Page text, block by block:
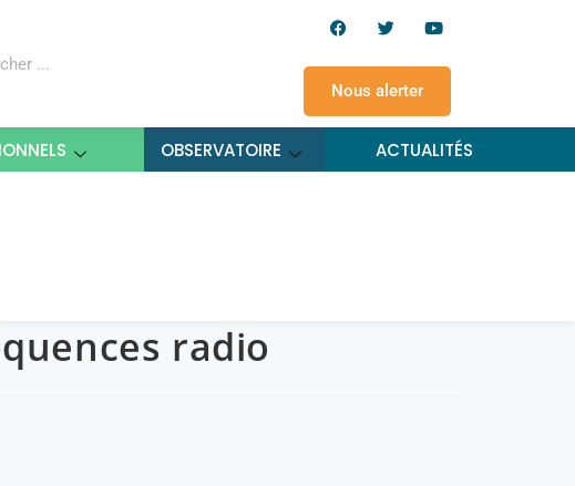
Nous alerter
OBSERVATOIRE ACTUALITÉS
radio